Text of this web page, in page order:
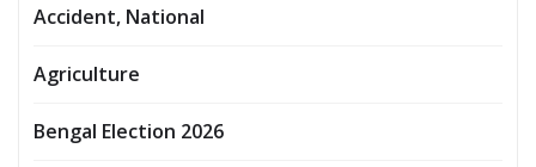
Accident, National
Agriculture
Bengal Election 2026